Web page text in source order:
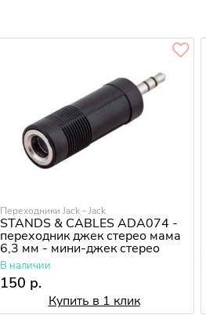
Переходники Jack - Jack
STANDS & CABLES ADA074 -
переходник джек стерео мама
6,3 мм - мини-джек стерео
папа 3.5 мм
В наличии
150 р.
Купить в 1 клик